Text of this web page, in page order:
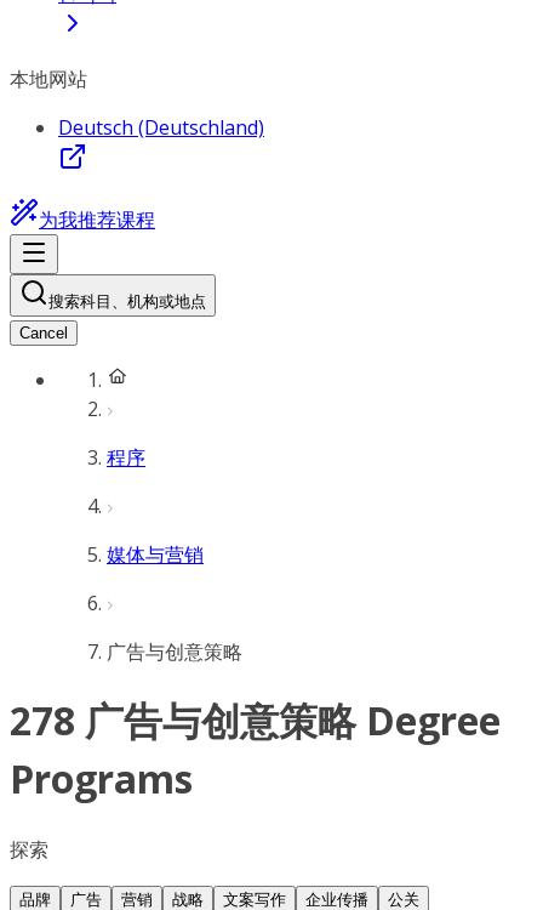
本地网站
Deutsch (Deutschland)
为我推荐课程
搜索科目、机构或地点
Cancel
程序
媒体与营销
广告与创意策略
278 广告与创意策略 Degree
Programs
探索
品牌 广告 营销 战略 文案写作 企业传播 公关